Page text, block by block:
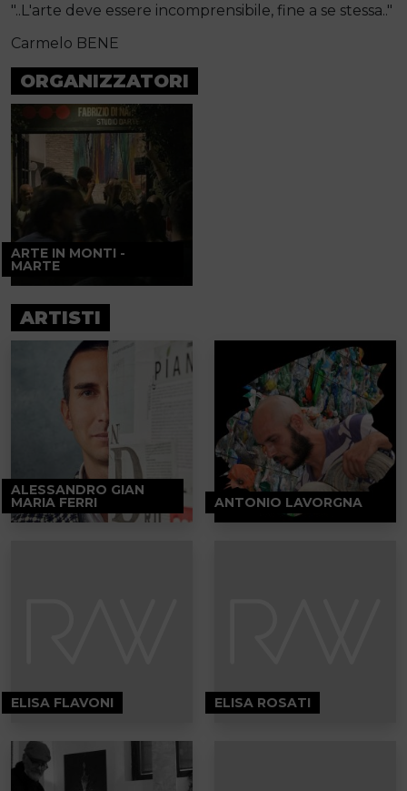
"..L'arte deve essere incomprensibile, fine a se stessa.."
Carmelo BENE
ORGANIZZATORI
ARTE IN MONTI -
MARTE
ARTISTI
ALESSANDRO GIAN
MARIA FERRI ANTONIO LAVORGNA
ELISA FLAVONI ELISA ROSATI